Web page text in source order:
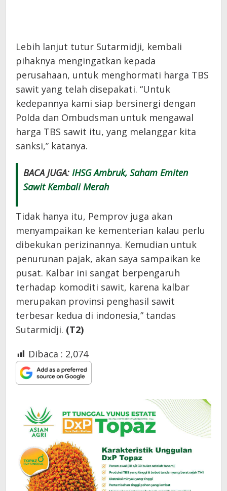
Lebih lanjut tutur Sutarmidji, kembali
pihaknya mengingatkan kepada
perusahaan, untuk menghormati harga TBS
sawit yang telah disepakati. “Untuk
kedepannya kami siap bersinergi dengan
Polda dan Ombudsman untuk mengawal
harga TBS sawit itu, yang melanggar kita
sanksi,” katanya.
BACA JUGA: IHSG Ambruk, Saham Emiten
Sawit Kembali Merah
Tidak hanya itu, Pemprov juga akan
menyampaikan ke kementerian kalau perlu
dibekukan perizinannya. Kemudian untuk
penurunan pajak, akan saya sampaikan ke
pusat. Kalbar ini sangat berpengaruh
terhadap komoditi sawit, karena kalbar
merupakan provinsi penghasil sawit
terbesar kedua di indonesia,” tandas
Sutarmidji. (T2)
Dibaca : 2,074